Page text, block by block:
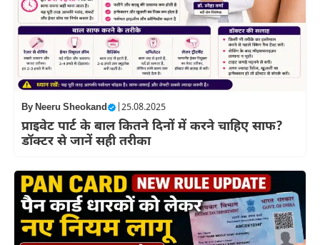
ByNeeru Sheokand 25.08.2025
प्राइवेट पार्ट के बाल कितने दिनों में करने चाहिए साफ?
डॉक्टर से जानें सही तरीका